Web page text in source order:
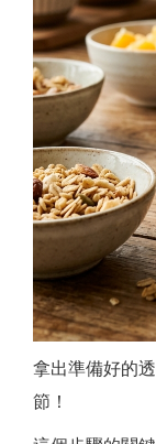
拿出準備好的
節！